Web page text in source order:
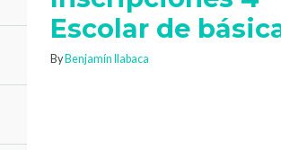
Escolar de
ByBenjamín Ilabaca